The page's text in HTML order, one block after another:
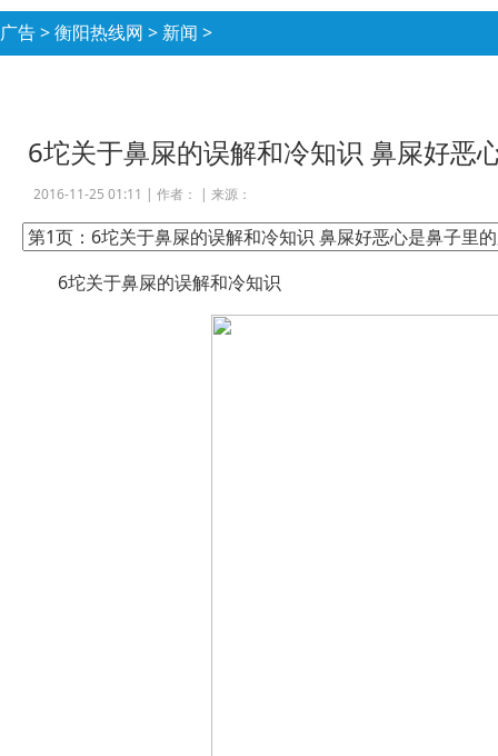
广告>衡阳热线网 > 新闻 >
6坨关于鼻屎的误解和冷知识 鼻屎好恶
2016-11-25 01:11 | 作者： | 来源：
6坨关于鼻屎的误解和冷知识